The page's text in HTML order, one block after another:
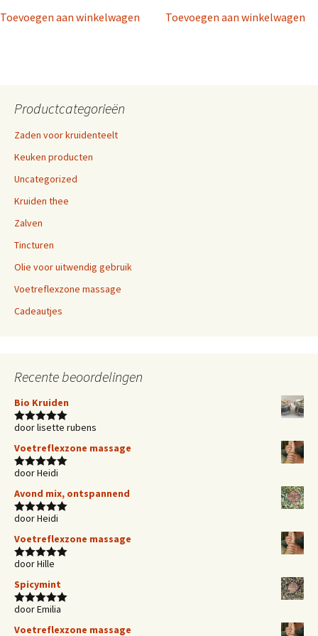
Toevoegen aan winkelwagen Toevoegen aan winkelwagen
Productcategorieën
Zaden voor kruidenteelt
Keuken producten
Uncategorized
Kruiden thee
Zalven
Tincturen
Olie voor uitwendig gebruik
Voetreflexzone massage
Cadeautjes
Recente beoordelingen
Bio Kruiden
Waardering
door lisette rubens
Voetreflexzone massage
Waardering
door Heidi
Avond mix, ontspannend
Waardering
door Heidi
Voetreflexzone massage
Waardering
door Hille
Spicymint
Waardering
door Emilia
Voetreflexzone massage